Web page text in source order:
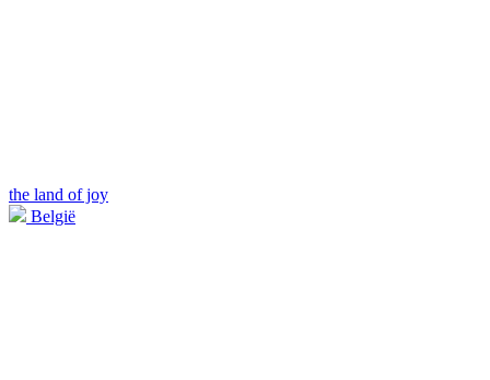
the land of joy
België